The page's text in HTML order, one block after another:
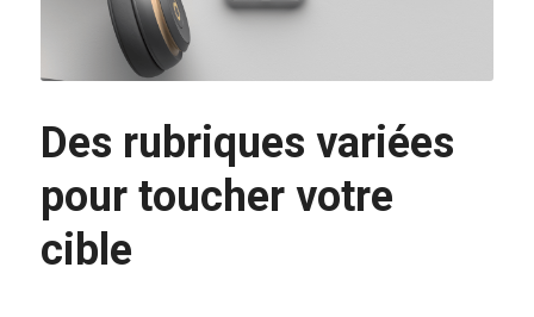
Des rubriques variées
pour toucher votre
cible